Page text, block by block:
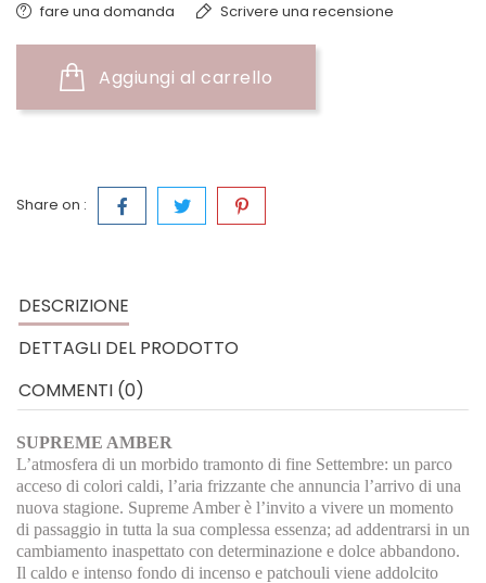
fare una domanda Scrivere una recensione
Aggiungi al carrello
Share on :
DESCRIZIONE
DETTAGLI DEL PRODOTTO
COMMENTI (0)
SUPREME AMBER
L’atmosfera di un morbido tramonto di fine Settembre: un parco
acceso di colori caldi, l’aria frizzante che annuncia l’arrivo di una
nuova stagione. Supreme Amber è l’invito a vivere un momento
di passaggio in tutta la sua complessa essenza; ad addentrarsi in un
cambiamento inaspettato con determinazione e dolce abbandono.
Il caldo e intenso fondo di incenso e patchouli viene addolcito